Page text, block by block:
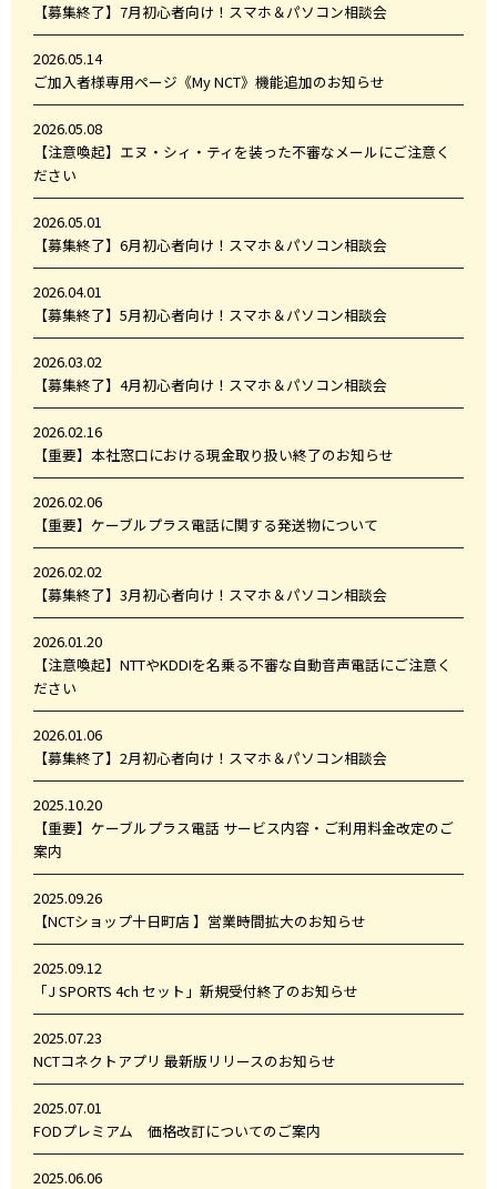
【募集終了】7月初心者向け！スマホ＆パソコン相談会
2026.05.14
ご加入者様専用ページ《My NCT》機能追加のお知らせ
2026.05.08
【注意喚起】エヌ・シィ・ティを装った不審なメールにご注意く
ださい
2026.05.01
【募集終了】6月初心者向け！スマホ＆パソコン相談会
2026.04.01
【募集終了】5月初心者向け！スマホ＆パソコン相談会
2026.03.02
【募集終了】4月初心者向け！スマホ＆パソコン相談会
2026.02.16
【重要】本社窓口における現金取り扱い終了のお知らせ
2026.02.06
【重要】ケーブルプラス電話に関する発送物について
2026.02.02
【募集終了】3月初心者向け！スマホ＆パソコン相談会
2026.01.20
【注意喚起】NTTやKDDIを名乗る不審な自動音声電話にご注意く
ださい
2026.01.06
【募集終了】2月初心者向け！スマホ＆パソコン相談会
2025.10.20
【重要】ケーブルプラス電話 サービス内容・ご利用料金改定のご
案内
2025.09.26
【NCTショップ十日町店 】営業時間拡大のお知らせ
2025.09.12
「J SPORTS 4ch セット」新規受付終了のお知らせ
2025.07.23
NCTコネクトアプリ 最新版リリースのお知らせ
2025.07.01
FODプレミアム 価格改訂についてのご案内
2025.06.06